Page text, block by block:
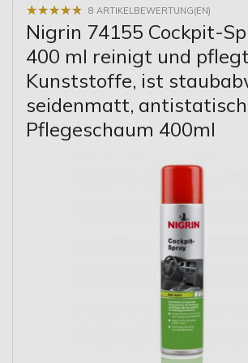
★★★★★
★★★★★ 8 ARTIKELBEWERTUNG(EN)
Nigrin 74155 Cockpit-
400 ml reinigt und pflegt
Kunststoffe, ist
seidenmatt,
Pflegeschaum 400ml